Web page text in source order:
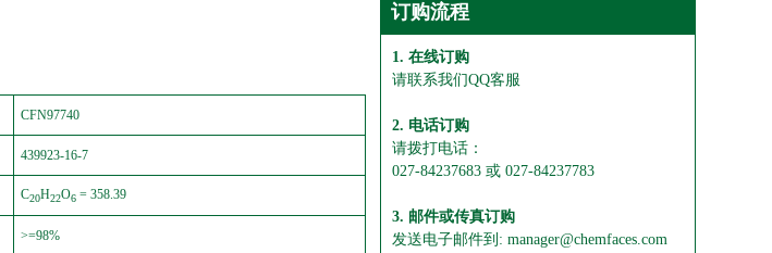
CFN97740
439923-16-7
C20H22O6 = 358.39
>=98%
订购流程
1. 在线订购
请联系我们QQ客服
2. 电话订购
请拨打电话：
027-84237683 或 027-84237783
3. 邮件或传真订购
发送电子邮件到: manager@chemfaces.com